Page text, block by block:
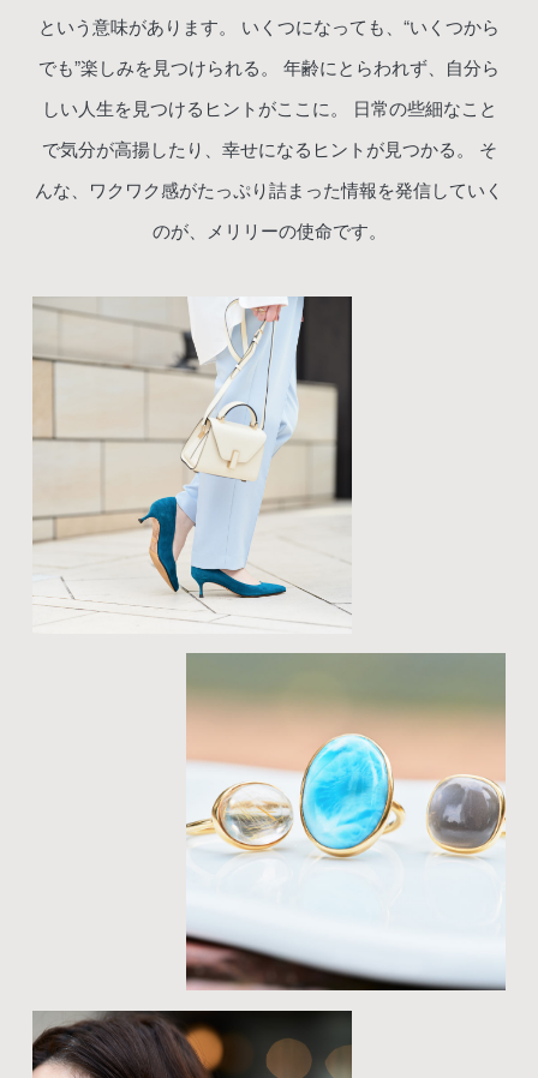
という意味があります。
いくつになっても、“いくつから
でも”楽しみを見つけられる。
年齢にとらわれず、自分ら
しい人生を見つけるヒントがここに。
日常の些細なこと
で気分が高揚したり、幸せになるヒントが見つかる。
そ
んな、ワクワク感がたっぷり詰まった情報を発信していく
のが、メリリーの使命です。